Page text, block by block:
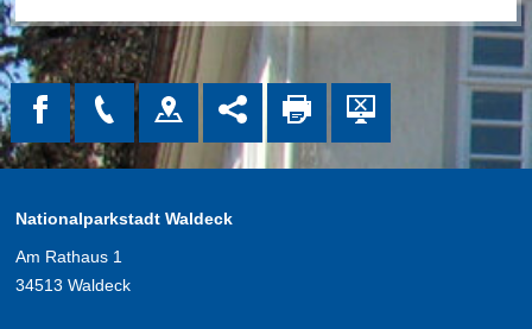
Nationalparkstadt Waldeck
Am Rathaus 1
34513 Waldeck